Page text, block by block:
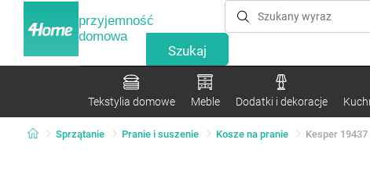
przyjemność
domowa
Tekstylia domowe Meble Dodatki i dekoracje
Sprzątanie Pranie i suszenie Kosze na pranie Kesper